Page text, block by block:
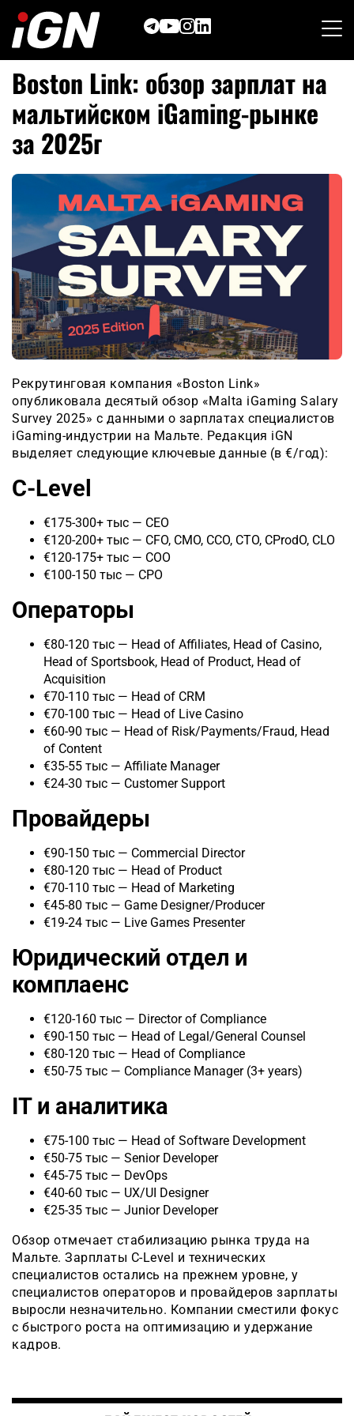
content
Boston Link: обзор зарплат на
мальтийском iGaming-рынке
за 2025г
Рекрутинговая компания «Boston Link»
опубликовала десятый обзор «Malta iGaming Salary
Survey 2025» с данными о зарплатах специалистов
iGaming-индустрии на Мальте. Редакция iGN
выделяет следующие ключевые данные (в €/год):
C-Level
€175-300+ тыс — CEO
€120-200+ тыс — CFO, CMO, CCO, CTO, CProdO, CLO
€120-175+ тыс — COO
€100-150 тыс — CPO
Операторы
€80-120 тыс — Head of Affiliates, Head of Casino,
Head of Sportsbook, Head of Product, Head of
Acquisition
€70-110 тыс — Head of CRM
€70-100 тыс — Head of Live Casino
€60-90 тыс — Head of Risk/Payments/Fraud, Head
of Content
€35-55 тыс — Affiliate Manager
€24-30 тыс — Customer Support
Провайдеры
€90-150 тыс — Commercial Director
€80-120 тыс — Head of Product
€70-110 тыс — Head of Marketing
€45-80 тыс — Game Designer/Producer
€19-24 тыс — Live Games Presenter
Юридический отдел и
комплаенс
€120-160 тыс — Director of Compliance
€90-150 тыс — Head of Legal/General Counsel
€80-120 тыс — Head of Compliance
€50-75 тыс — Compliance Manager (3+ years)
IT и аналитика
€75-100 тыс — Head of Software Development
€50-75 тыс — Senior Developer
€45-75 тыс — DevOps
€40-60 тыс — UX/UI Designer
€25-35 тыс — Junior Developer
Обзор отмечает стабилизацию рынка труда на
Мальте. Зарплаты C-Level и технических
специалистов остались на прежнем уровне, у
специалистов операторов и провайдеров зарплаты
выросли незначительно. Компании сместили фокус
с быстрого роста на оптимизацию и удержание
кадров.